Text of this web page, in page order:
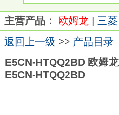
主营产品： 欧姆龙 | 三菱
返回上一级 >> 产品目录
E5CN-HTQQ2BD 欧姆
E5CN-HTQQ2BD